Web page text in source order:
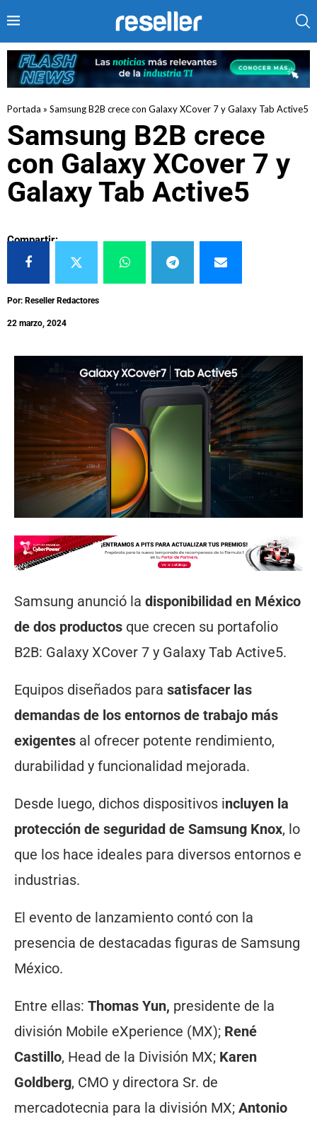
Portada » Samsung B2B crece con Galaxy XCover 7 y Galaxy Tab Active5
Samsung B2B crece
con Galaxy XCover 7 y
Galaxy Tab Active5
Compartir:
Por: Reseller Redactores
22 marzo, 2024
Samsung anunció la disponibilidad en México
de dos productos que crecen su portafolio
B2B: Galaxy XCover 7 y Galaxy Tab Active5.
Equipos diseñados para satisfacer las
demandas de los entornos de trabajo más
exigentes al ofrecer potente rendimiento,
durabilidad y funcionalidad mejorada.
Desde luego, dichos dispositivos incluyen la
protección de seguridad de Samsung Knox, lo
que los hace ideales para diversos entornos e
industrias.
El evento de lanzamiento contó con la
presencia de destacadas figuras de Samsung
México.
Entre ellas: Thomas Yun, presidente de la
división Mobile eXperience (MX); René
Castillo, Head de la División MX; Karen
Goldberg, CMO y directora Sr. de
mercadotecnia para la división MX; Antonio